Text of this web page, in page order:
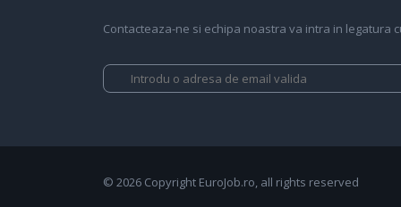
Contacteaza-ne si echipa noastra va intra in legatura
© 2026 Copyright EuroJob.ro, all rights reserved